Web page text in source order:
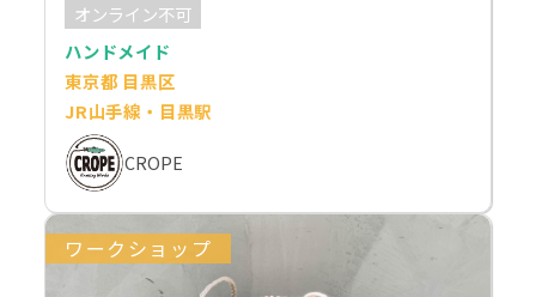
オンライン不可
ハンドメイド
東京都 目黒区
JR山手線・目黒駅
CROPE
ワークショップ